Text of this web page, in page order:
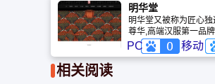
明华堂
明华堂又被称为匠心独
尊华,高端汉服第一品
堂是中国的品牌。明华
商品为汉服。
PC 移动
相关阅读